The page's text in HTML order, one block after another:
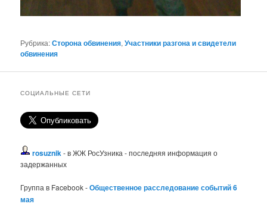
Рубрика:Сторона обвинения,Участники разгона и свидетели
обвинения
СОЦИАЛЬНЫЕ СЕТИ
rosuznik - в ЖЖ РосУзника - последняя информация о
задержанных
Группа в Facebook -Общественное расследование событий 6
мая